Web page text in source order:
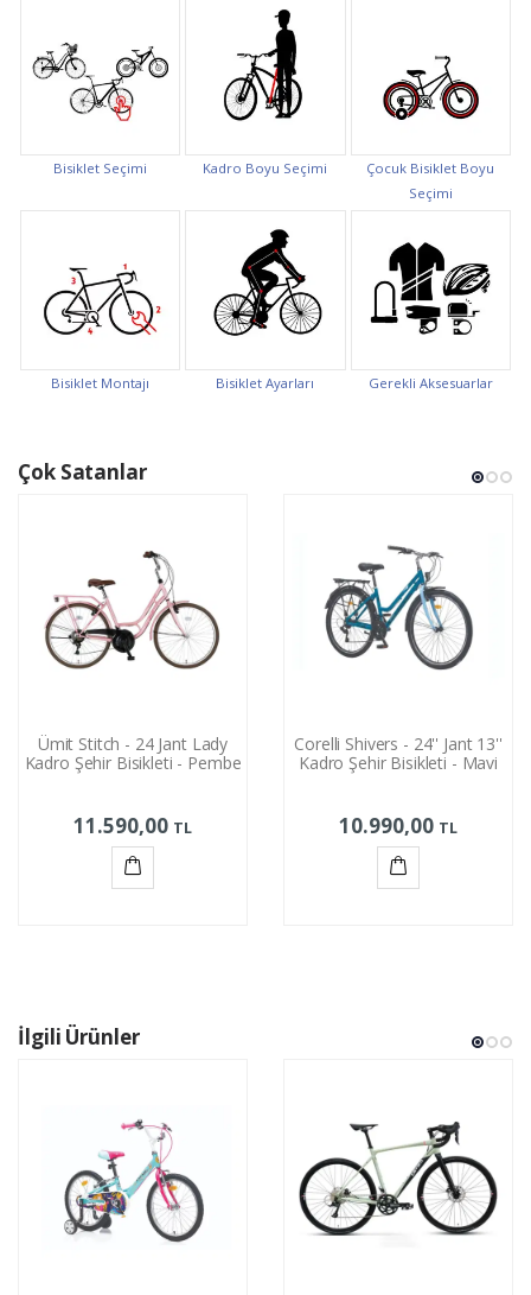
Bisiklet Seçimi Kadro Boyu Seçimi
Çocuk Bisiklet Boyu
Seçimi
Bisiklet Montajı Bisiklet Ayarları Gerekli Aksesuarlar
Çok Satanlar
Ümit Stitch - 24 Jant Lady
Kadro Şehir Bisikleti - Pembe
11.590,00 TL
Corelli Shivers - 24'' Jant 13''
Kadro Şehir Bisikleti - Mavi
10.990,00 TL
İlgili Ürünler